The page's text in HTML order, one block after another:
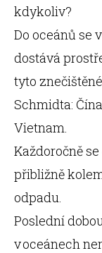
kdykoliv?
Do oceánů se
dostává
tyto
Schmidta:
Vietnam.
Každoročně
přibližně
odpadu.
Poslední
v oceánech